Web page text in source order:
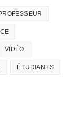
VIDÉO
ÉTUDIANTS